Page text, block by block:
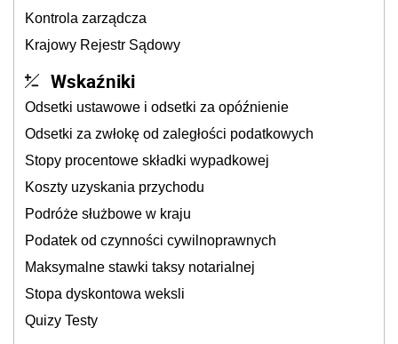
Kontrola zarządcza
Krajowy Rejestr Sądowy
Wskaźniki
Odsetki ustawowe i odsetki za opóźnienie
Odsetki za zwłokę od zaległości podatkowych
Stopy procentowe składki wypadkowej
Koszty uzyskania przychodu
Podróże służbowe w kraju
Podatek od czynności cywilnoprawnych
Maksymalne stawki taksy notarialnej
Stopa dyskontowa weksli
Quizy Testy